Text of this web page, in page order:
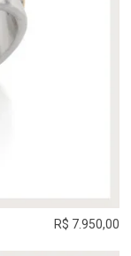
R$ 7.950,00